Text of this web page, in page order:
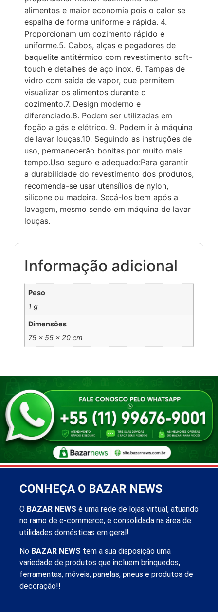
alimentos e maior economia pois o calor se
espalha de forma uniforme e rápida. 4.
Proporcionam um cozimento rápido e
uniforme.5. Cabos, alças e pegadores de
baquelite antitérmico com revestimento soft-
touch e detalhes de aço inox. 6. Tampas de
vidro com saída de vapor, que permitem
visualizar os alimentos durante o
cozimento.7. Design moderno e
diferenciado.8. Podem ser utilizadas em
fogão a gás e elétrico. 9. Podem ir à máquina
de lavar louças.10. Seguindo as instruções de
uso, permanecerão bonitas por muito mais
tempo.Uso seguro e adequado:Para garantir
a durabilidade do revestimento dos produtos,
recomenda-se usar utensílios de nylon,
silicone ou madeira. Secá-los bem após a
lavagem, mesmo sendo em máquina de lavar
louças.
Informação adicional
Peso
1 g
Dimensões
75 × 55 × 20 cm
CONHEÇA O BAZAR NEWS
O BAZAR NEWS é uma rede de lojas virtual, atuando
no ramo de e-commerce, e consolidada na área de
utilidades domésticas em geral!
No BAZAR NEWS tem a sua disposição uma
variedade de produtos que incluem brinquedos,
ferramentas, móveis, panelas, pneus e produtos de
decoração!!